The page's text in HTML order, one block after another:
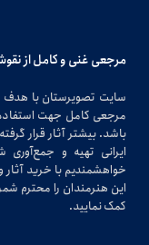
مرجعی غنی و کامل از
سایت تصویرستان با هدف
مرجعی کامل جهت استفاده
باشد. بیشتر آثار قرار
ایرانی تهیه و
خواهشمندیم با خرید
این هنرمندان را محترم
کمک نمایید.